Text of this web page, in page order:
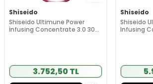
Shiseido
Shiseido Ultimune Power
İnfusing Concentrate 3.0 30
3.752,50 TL
Shiseido
Shiseido
Infusing